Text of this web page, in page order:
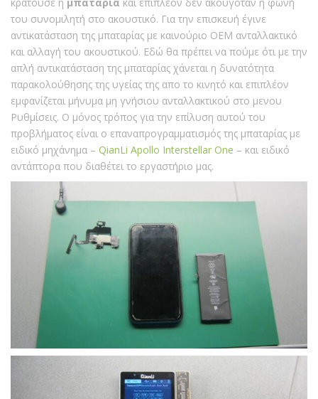
του συνομιλητή στο ακουστικό. Για την επισκευή έγινε
αντικατάσταση της μπαταρίας με καινούριο ΟΕΜ ανταλλακτικό
και αλλαγή του ακουστικού. Εδώ θα πρέπει να πούμε ότι με την
απλή αντικατάσταση της μπαταρίας χάνεται η δυνατότητα
παρακολούθησης της υγείας της απο το κινητό και επιπλέον
εμφανίζεται μήνυμα μη γνήσιου ανταλλακτικού στο μενου
Ρυθμίσεις. Ο μόνος τρόπος για την επίλυση αυτού του
προβλήματος είναι ο επαναπρογραμματισμός της μπαταρίας με
ειδικό μηχάνημα – QianLi Apollo Interstellar One – και ειδικό
αντάπτορα που διαθέτει το εργαστήριο μας.